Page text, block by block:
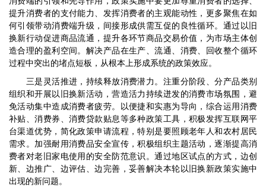
提升消费者的支付能力、发挥消费者的主观能动性，更多聚焦在如
何引领带动消费端升级，间接形成供需互促的良性循环。通过以旧
换新行动促进商品流通，提升各环节商品交易价值，为市场主体创
造合理的盈利空间。解决产品在生产、流通、消费、回收整个循环
过程中突出的堵点短板，从根本上形成系统的政策效应。
三是灵活推进，持续释放消费潜力。注重分阶段、分产品类别
组织和开展以旧换新活动，营造活力持续迸发的消费市场氛围，避
免活动集中造成消费者疲劳。以便捷和实惠为导向，综合运用消费
补贴、消费券、消费贷款贴息等多种政策工具，积极发挥互联网平
台渠道优势，简化政策申请流程，特别是要照顾老年人和农村居民
需求。加强耐用消费品安全宣传，积极组织主题活动，逐渐提高消
费者对老旧家电使用的安全防范意识。通过地区试点的方式，边创
新、边推广、边评估、边完善，妥善解决本轮以旧换新政策实施中
出现的新问题。